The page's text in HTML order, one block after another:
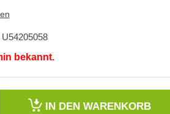
U54205058
bekannt.
IN DEN WARENKORB